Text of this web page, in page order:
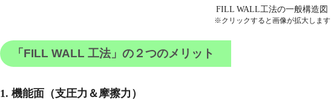
FILL WALL工法の一般構造図
※クリックすると画像が拡大します
「FILL WALL 工法」の２つのメリット
1. 機能面（支圧力＆摩擦力）